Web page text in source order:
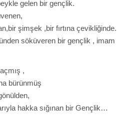
gelen bir gençlik.
şimşek ,bir fırtına çevikliğinde.
söküveren bir gençlik , imam
,
bürünmüş
hakka sığınan bir Gençlik…